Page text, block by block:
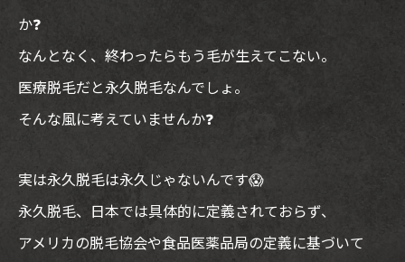
か❓
なんとなく、終わったらもう毛が生えてこない。
医療脱毛だと永久脱毛なんでしょ。
そんな風に考えていませんか❓
実は永久脱毛は永久じゃないんです😱
永久脱毛、日本では具体的に定義されておらず、
アメリカの脱毛協会や食品医薬品局の定義に基づいて